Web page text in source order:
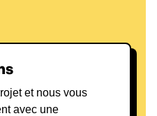
et nous vous
avec une